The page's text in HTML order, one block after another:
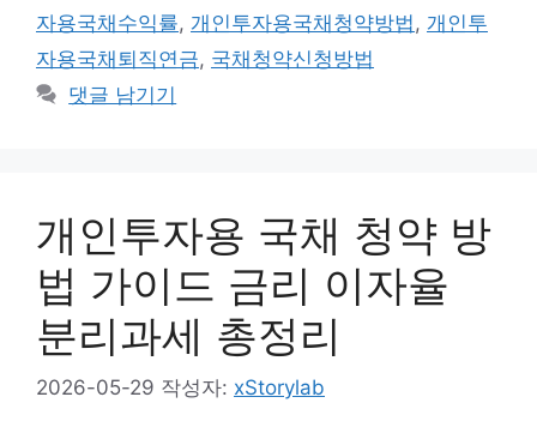
자용국채수익률, 개인투자용국채청약방법 , 개인투
자용국채퇴직연금, 국채청약신청방법
댓글 남기기
개인투자용 국채 청약 방
법 가이드 금리 이자율
분리과세 총정리
2026-05-29 작성자: xStorylab